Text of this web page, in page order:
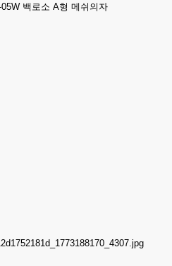
백로소 A형 메쉬의자